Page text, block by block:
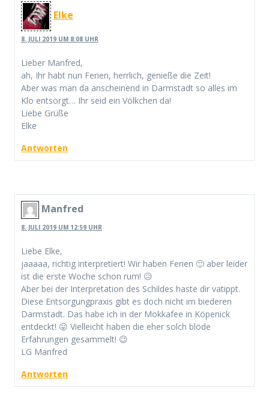
Elke
8. JULI 2019 UM 8:08 UHR
Lieber Manfred,
ah, Ihr habt nun Ferien, herrlich, genieße die Zeit!
Aber was man da anscheinend in Darmstadt so alles im
Klo entsorgt… Ihr seid ein Völkchen da!
Liebe Grüße
Elke
Antworten
Manfred
8. JULI 2019 UM 12:59 UHR
Liebe Elke,
jaaaaa, richtig interpretiert! Wir haben Ferien 🙂 aber leider
ist die erste Woche schon rum! 😥
Aber bei der Interpretation des Schildes haste dir vatippt.
Diese Entsorgungpraxis gibt es doch nicht im biederen
Darmstadt. Das habe ich in der Mokkafee in Köpenick
entdeckt! 😛 Vielleicht haben die eher solch blöde
Erfahrungen gesammelt! 😉
LG Manfred
Antworten